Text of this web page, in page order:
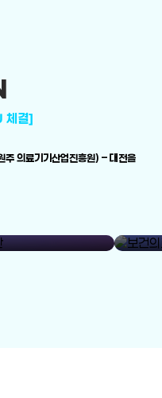
체결]
의료기기산업진흥원) – 대전을